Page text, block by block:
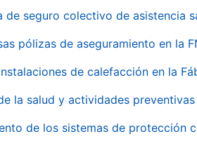
de seguro colectivo de asistencia
pólizas de aseguramiento en la
de calefacción en la
la salud y actividades
de los sistemas de protección